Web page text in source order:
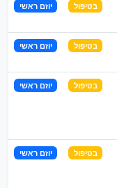
בטיפול יוזם ראשי
בטיפול יוזם ראשי
בטיפול יוזם ראשי
בטיפול יוזם ראשי